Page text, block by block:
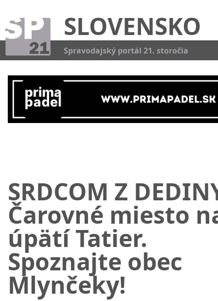
SLOVENSKO
Spravodajský portál 21. storočia
SRDCOM Z
Čarovné miesto
úpätí Tatier.
Spoznajte obec
Mlynčeky!